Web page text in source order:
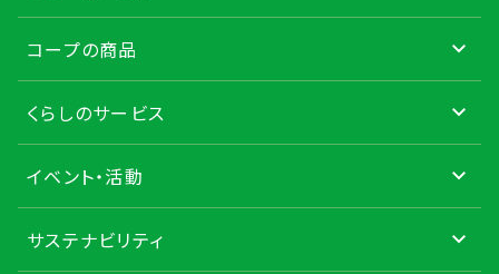
コープの商品
くらしのサービス
イベント・活動
サステナビリティ